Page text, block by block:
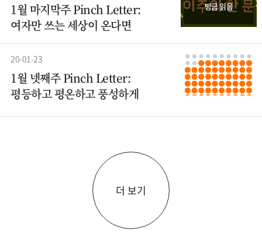
방금 읽음
1월 마지막주 Pinch Letter:
여자만 쓰는 세상이 온다면
20-01-23
1월 넷째주 Pinch Letter:
평등하고 평온하고 풍성하게
더 보기